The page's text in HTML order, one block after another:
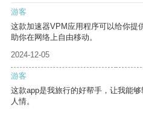
游客
这款加速器VPM应用程序可以给你提
助你在网络上自由移动。
2024-12-05
游客
这款app是我旅行的好帮手，让我能
人情。